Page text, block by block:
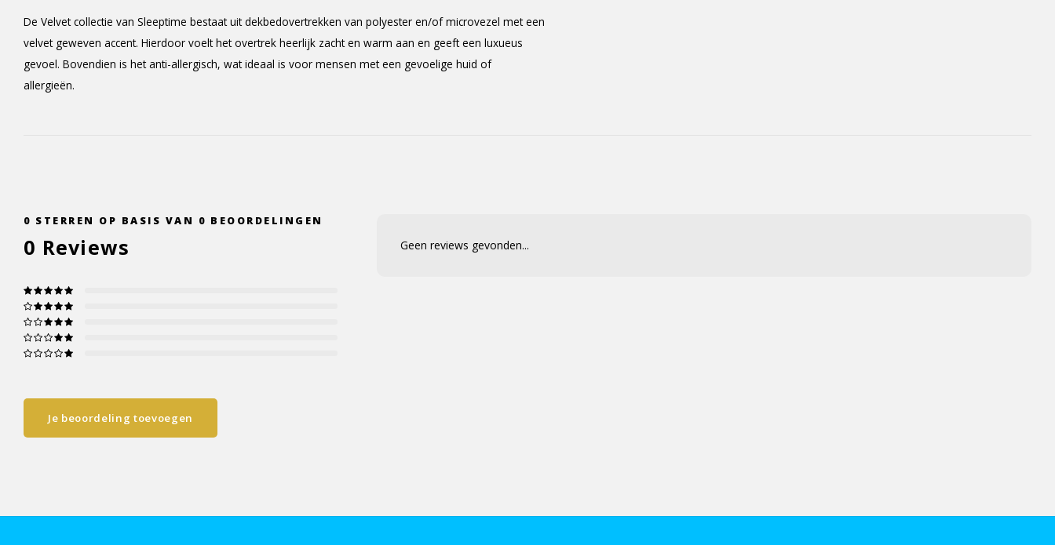
De Velvet collectie van Sleeptime bestaat uit dekbedovertrekken van polyester en/of microvezel met een
velvet geweven accent. Hierdoor voelt het overtrek heerlijk zacht en warm aan en geeft een luxueus
gevoel. Bovendien is het anti-allergisch, wat ideaal is voor mensen met een gevoelige huid of
allergieën.
0 STERREN OP BASIS VAN 0 BEOORDELINGEN
0 Reviews
Je beoordeling toevoegen
Geen reviews gevonden...